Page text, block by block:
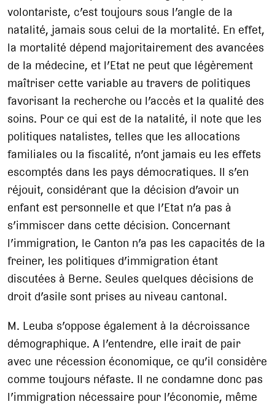
volontariste, c’est toujours sous l’angle de la
natalité, jamais sous celui de la mortalité. En effet,
la mortalité dépend majoritairement des avancées
de la médecine, et l’Etat ne peut que légèrement
maîtriser cette variable au travers de politiques
favorisant la recherche ou l’accès et la qualité des
soins. Pour ce qui est de la natalité, il note que les
politiques natalistes, telles que les allocations
familiales ou la fiscalité, n’ont jamais eu les effets
escomptés dans les pays démocratiques. Il s’en
réjouit, considérant que la décision d’avoir un
enfant est personnelle et que l’Etat n’a pas à
s’immiscer dans cette décision. Concernant
l’immigration, le Canton n’a pas les capacités de la
freiner, les politiques d’immigration étant
discutées à Berne. Seules quelques décisions de
droit d’asile sont prises au niveau cantonal.
M. Leuba s’oppose également à la décroissance
démographique. A l’entendre, elle irait de pair
avec une récession économique, ce qu’il considère
comme toujours néfaste. Il ne condamne donc pas
l’immigration nécessaire pour l’économie, même